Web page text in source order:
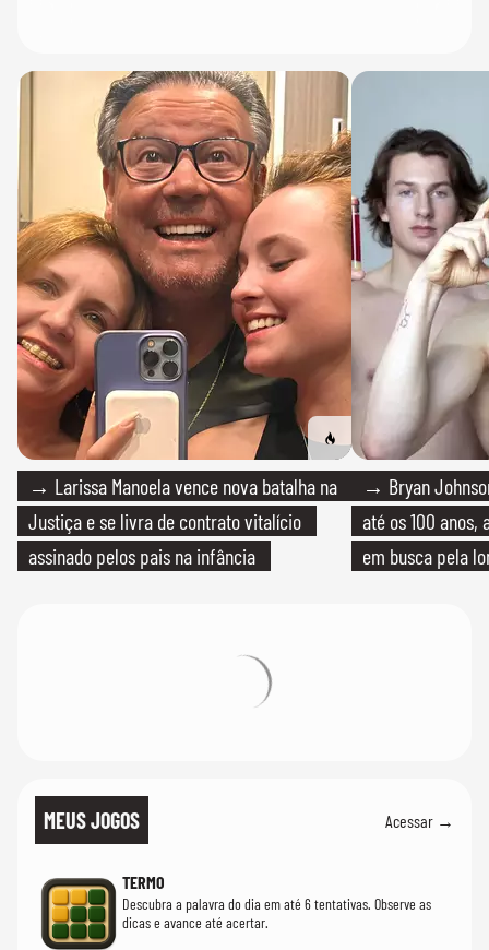
→ Larissa Manoela vence nova batalha na
Justiça e se livra de contrato vitalício
assinado pelos pais na infância
→ Bryan
até os 100
em busca pela
MEUS JOGOS Acessar →
TERMO
Descubra a palavra do dia em até 6 tentativas. Observe as
dicas e avance até acertar.